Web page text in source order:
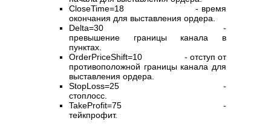
CloseTime=18 - время
окончания для выставления ордера.
Delta=30 -
превышение границы канала в
пунктах.
OrderPriceShift=10 - отступ от
противоположной границы канала для
выставления ордера.
StopLoss=25 -
стоплосс.
TakeProfit=75 -
тейкпрофит.